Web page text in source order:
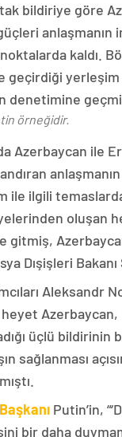
bildiriye göre
anlaşmanın
kaldı.
geçirdiği
denetimine
örneğidir.
Azerbaycan ile
ile ilgili
oluşan
gitmiş,
Dışişleri
Aleksandr
üçlü
sağlanması
Putin’in,
bir daha